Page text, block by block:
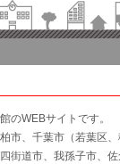
のWEBサイトです。
市、千葉市（若葉区
街道市、我孫子市、